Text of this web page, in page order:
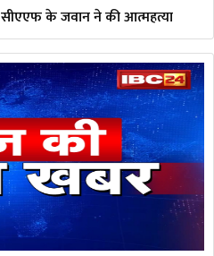
के जवान ने की आत्महत्या